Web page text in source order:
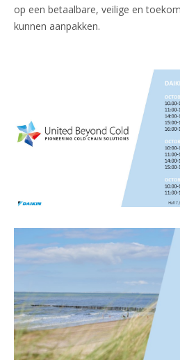
op een betaalbare, veilige en
kunnen aanpakken.